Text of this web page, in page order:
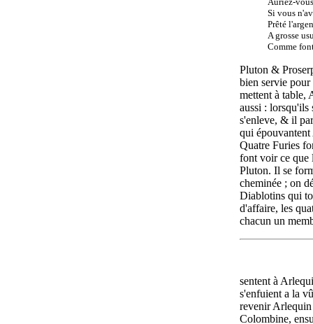
Si vous
Prêté
A grosse
Comme
Pluton &
bien servie
mettent à table,
aussi : lorsqu'ils
s'enleve, & il
qui
Quatre Furies
font voir ce que
Pluton. Il se
cheminée ; on
Diablotins qui
d'affaire, les
chacun un
sentent à
s'enfuient a la
revenir
Colombine,